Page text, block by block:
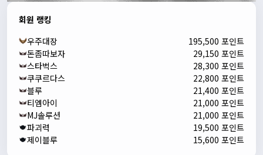
회원 랭킹
우주대장
195,500 포인트
돈좀따보자
29,150 포인트
스타벅스
28,300 포인트
쿠쿠르다스
22,800 포인트
블루
21,400 포인트
티엠아이
21,000 포인트
MJ솔루션
21,000 포인트
파괴력
19,500 포인트
제이블루
15,600 포인트